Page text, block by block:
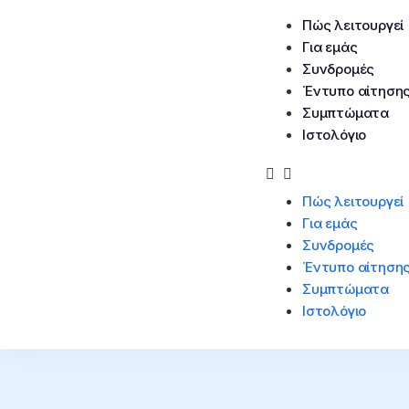
Πώς λειτουργεί
Για εμάς
Συνδρομές
Έντυπο
Συμπτώματα
Ιστολόγιο
Πώς λειτουργεί
Για εμάς
Συνδρομές
Έντυπο
Συμπτώματα
Ιστολόγιο